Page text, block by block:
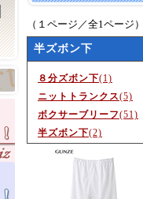
（１ページ／全1ページ）
半ズボン下
８分ズボン下(1)
ニットトランクス(5)
ボクサーブリーフ(51)
半ズボン下(2)